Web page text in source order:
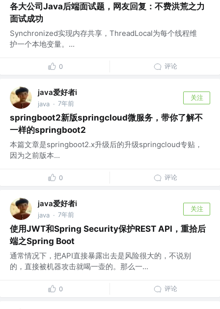
各大公司Java后端面试题，网友回复：不费洪荒之力
面试成功
Synchronized实现内存共享，ThreadLocal为每个线程维
护一个本地变量。...
0 评论
java爱好者i
java · 7年前
关注
springboot2新版springcloud微服务，带你了解不
一样的springboot2
本篇文章是springboot2.x升级后的升级springcloud专贴，
因为之前版本...
0 评论
java爱好者i
java · 7年前
关注
使用JWT和Spring Security保护REST API，重拾后
端之Spring Boot
通常情况下，把API直接暴露出去是风险很大的，不说别
的，直接被机器攻击就喝一壶的。那么一...
0 评论